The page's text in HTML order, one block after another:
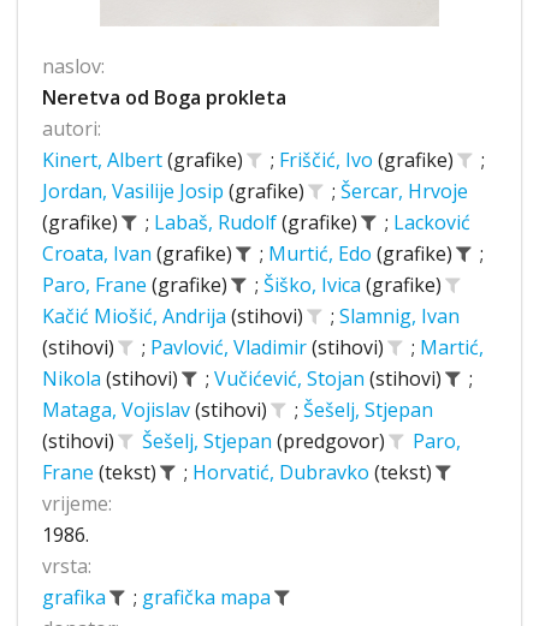
naslov:
Neretva od Boga prokleta
autori:
Kinert, Albert(grafike) ; Friščić, Ivo (grafike)
;
Jordan, Vasilije Josip (grafike) ; Šercar, Hrvoje
(grafike)
; Labaš, Rudolf(grafike) ; Lacković
Croata, Ivan (grafike) ; Murtić, Edo (grafike)
;
Paro, Frane (grafike) ; Šiško, Ivica (grafike)
Kačić Miošić, Andrija (stihovi) ; Slamnig, Ivan
(stihovi)
; Pavlović, Vladimir(stihovi) ; Martić,
Nikola (stihovi) ; Vučićević, Stojan (stihovi)
;
Mataga, Vojislav(stihovi) ; Šešelj, Stjepan
(stihovi)
Šešelj, Stjepan (predgovor)
Paro,
Frane (tekst) ; Horvatić, Dubravko (tekst)
vrijeme:
1986.
vrsta:
grafika
; grafička mapa